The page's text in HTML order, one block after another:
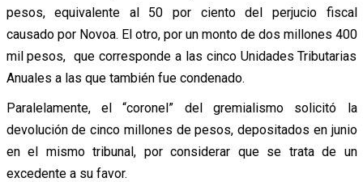
pesos, equivalente al 50 por ciento del perjucio fiscal
causado por Novoa. El otro, por un monto de dos millones 400
mil pesos, que corresponde a las cinco Unidades Tributarias
Anuales a las que también fue condenado.
Paralelamente, el “coronel” del gremialismo solicitó la
devolución de cinco millones de pesos, depositados en junio
en el mismo tribunal, por considerar que se trata de un
excedente a su favor.